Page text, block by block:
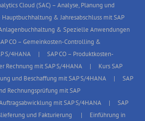
Cloud (SAC) – Analyse, Planung und
Hauptbuchhaltung & Jahresabschluss mit SAP
& Spezielle Anwendungen
CO – Gemeinkosten-Controlling &
S/4HANA
SAP CO – Produktkosten-
Rechnung mit SAP S/4HANA
Kurs SAP
und Beschaffung mit SAP S/4HANA
SAP
Rechnungsprüfung mit SAP
mit SAP S/4HANA
SAP
und Fakturierung
Einführung in